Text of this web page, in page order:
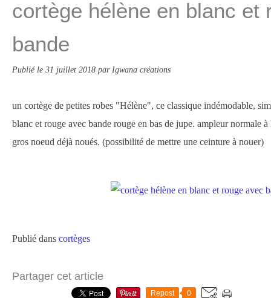
cortège hélène en blanc et
bande
Publié le 31 juillet 2018 par Igwana créations
un cortège de petites robes "Hélène", ce classique indémodable,
blanc et rouge avec bande rouge en bas de jupe. ampleur normale
gros noeud déjà noués. (possibilité de mettre une ceinture à nouer)
Publié dans cortèges
Partager cet article
Repost 0